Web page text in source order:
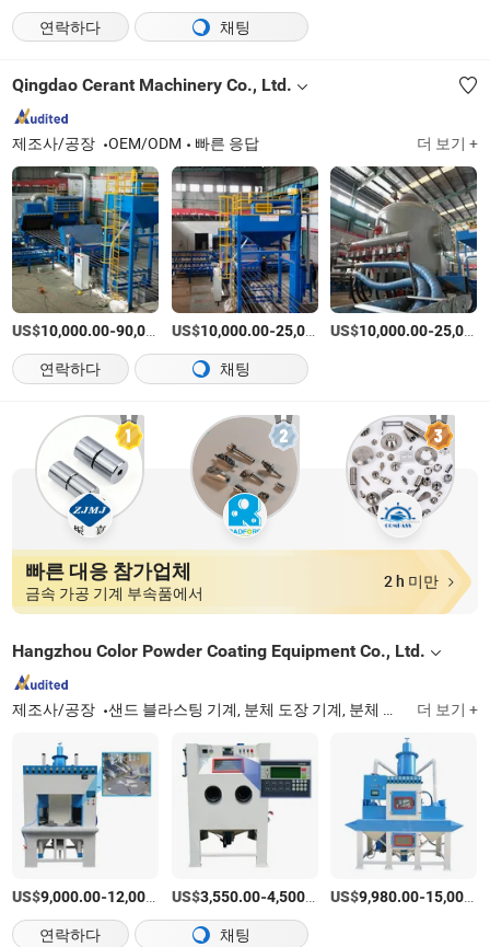
연락하다
채팅
Qingdao Cerant Machinery Co., Ltd.
제조사/공장 OEM/ODM 빠른 응답 더 보기 +
US$10,000.00-90,000.00 /세트
US$10,000.00-25,000.00 /세트
US$10,000.00-25,000.00
연락하다 채팅
빠른 대응 참가업체
금속 가공 기계 부속품에서
2 h 미만
Hangzhou Color Powder Coating Equipment Co., Ltd.
제조사/공장 샌드 블라스팅 기계, 분체 도장 기계, 분체 도장 장비, 분체 도장 기계 더 보기 +
US$9,000.00-12,000.00 /상품
US$3,550.00-4,500.00 /상품
US$9,980.00-15,000.00
연락하다 채팅